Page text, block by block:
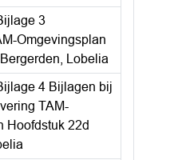
3
Omgevingsplan
Lobelia
4 Bijlagen bij
TAM-
Hoofdstuk 22d